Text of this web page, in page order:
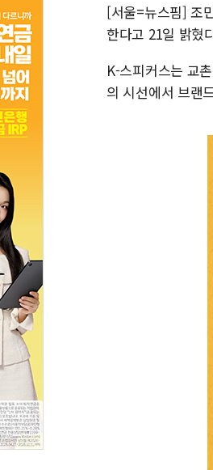
[서울=뉴스핌] 조
한다고 21일 밝혔
K-스피커스는 교
의 시선에서 브랜